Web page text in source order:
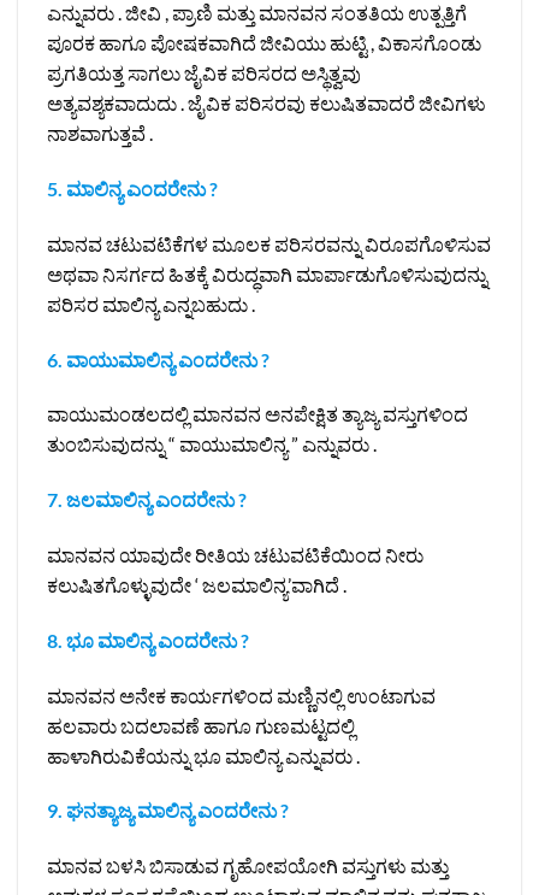
ಎನ್ನುವರು . ಜೀವಿ , ಪ್ರಾಣಿ ಮತ್ತು ಮಾನವನ ಸಂತತಿಯ ಉತ್ಪತ್ತಿಗೆ
ಪೂರಕ ಹಾಗೂ ಪೋಷಕವಾಗಿದೆ ಜೀವಿಯು ಹುಟ್ಟಿ , ವಿಕಾಸಗೊಂಡು
ಪ್ರಗತಿಯತ್ತ ಸಾಗಲು ಜೈವಿಕ ಪರಿಸರದ ಅಸ್ಥಿತ್ವವು
ಅತ್ಯವಶ್ಯಕವಾದುದು . ಜೈವಿಕ ಪರಿಸರವು ಕಲುಷಿತವಾದರೆ ಜೀವಿಗಳು
ನಾಶವಾಗುತ್ತವೆ .
5. ಮಾಲಿನ್ಯ ಎಂದರೇನು ?
ಮಾನವ ಚಟುವಟಿಕೆಗಳ ಮೂಲಕ ಪರಿಸರವನ್ನು ವಿರೂಪಗೊಳಿಸುವ
ಅಥವಾ ನಿಸರ್ಗದ ಹಿತಕ್ಕೆ ವಿರುದ್ಧವಾಗಿ ಮಾರ್ಪಾಡುಗೊಳಿಸುವುದನ್ನು
ಪರಿಸರ ಮಾಲಿನ್ಯ ಎನ್ನಬಹುದು .
6. ವಾಯುಮಾಲಿನ್ಯ ಎಂದರೇನು ?
ವಾಯುಮಂಡಲದಲ್ಲಿ ಮಾನವನ ಅನಪೇಕ್ಷಿತ ತ್ಯಾಜ್ಯ ವಸ್ತುಗಳಿಂದ
ತುಂಬಿಸುವುದನ್ನು “ ವಾಯುಮಾಲಿನ್ಯ ” ಎನ್ನುವರು .
7. ಜಲಮಾಲಿನ್ಯ ಎಂದರೇನು ?
ಮಾನವನ ಯಾವುದೇ ರೀತಿಯ ಚಟುವಟಿಕೆಯಿಂದ ನೀರು
ಕಲುಷಿತಗೊಳ್ಳುವುದೇ ‘ ಜಲಮಾಲಿನ್ಯ’ವಾಗಿದೆ .
8. ಭೂ ಮಾಲಿನ್ಯ ಎಂದರೇನು ?
ಮಾನವನ ಅನೇಕ ಕಾರ್ಯಗಳಿಂದ ಮಣ್ಣಿನಲ್ಲಿ ಉಂಟಾಗುವ
ಹಲವಾರು ಬದಲಾವಣೆ ಹಾಗೂ ಗುಣಮಟ್ಟದಲ್ಲಿ
ಹಾಳಾಗಿರುವಿಕೆಯನ್ನು ಭೂ ಮಾಲಿನ್ಯ ಎನ್ನುವರು .
9. ಘನತ್ಯಾಜ್ಯ ಮಾಲಿನ್ಯ ಎಂದರೇನು ?
ಮಾನವ ಬಳಸಿ ಬಿಸಾಡುವ ಗೃಹೋಪಯೋಗಿ ವಸ್ತುಗಳು ಮತ್ತು